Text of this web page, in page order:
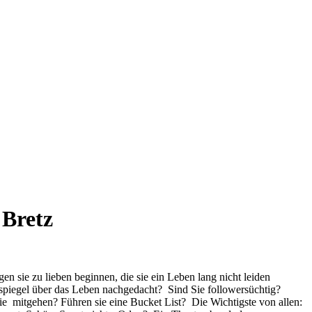
sie zu lieben beginnen, die sie ein Leben lang nicht leiden
über das Leben nachgedacht? Sind Sie followersüchtig?
mitgehen? Führen sie eine Bucket List? Die Wichtigste von allen: